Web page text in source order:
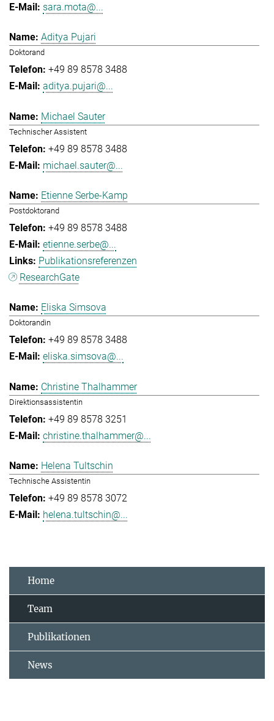
sara.mota@...
Aditya Pujari
Doktorand
+49 89 8578 3488
aditya.pujari@...
Michael Sauter
Technischer Assistent
+49 89 8578 3488
michael.sauter@...
Etienne Serbe-Kamp
Postdoktorand
+49 89 8578 3488
etienne.serbe@...
Publikationsreferenzen
ResearchGate
Eliska Simsova
Doktorandin
+49 89 8578 3488
eliska.simsova@...
Christine Thalhammer
Direktionsassistentin
+49 89 8578 3251
christine.thalhammer@...
Helena Tultschin
Technische Assistentin
+49 89 8578 3072
helena.tultschin@...
Home
Team
Publikationen
News